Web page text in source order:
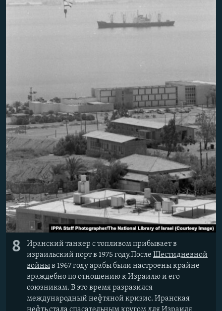
8
Иранский танкер с топливом прибывает в
израильский порт в 1975 году.После Шестидневной
войныв 1967 году арабы были настроены крайне
враждебно по отношению к Израилю и его
союзникам. В это время разразился
международный нефтяной кризис. Иранская